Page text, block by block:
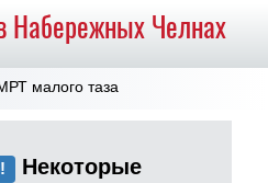
Набережных Челнах
малого таза
Некоторые